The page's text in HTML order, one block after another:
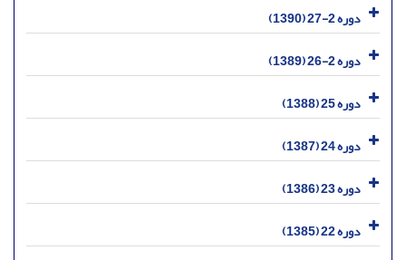
دوره 2-27 (1390)
دوره 2-26 (1389)
دوره 25 (1388)
دوره 24 (1387)
دوره 23 (1386)
دوره 22 (1385)